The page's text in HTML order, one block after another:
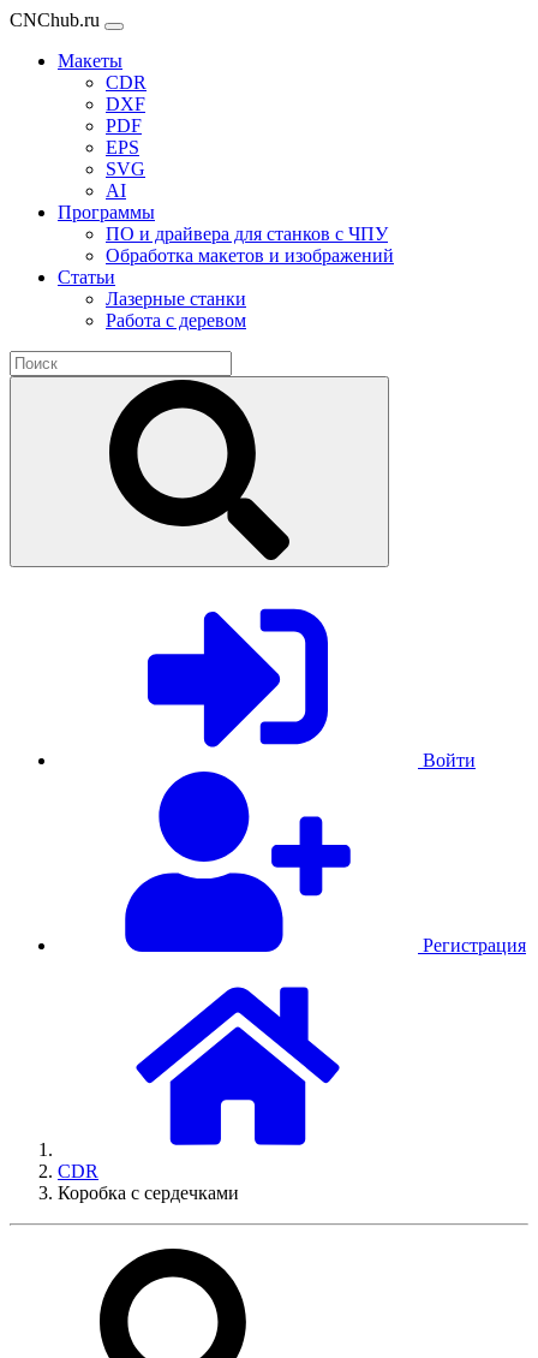
CNChub.ru
Макеты
CDR
DXF
PDF
EPS
SVG
AI
Программы
ПО и драйвера для станков с ЧПУ
Обработка макетов и изображений
Статьи
Лазерные станки
Работа с деревом
Войти
Регистрация
CDR
Коробка с сердечками